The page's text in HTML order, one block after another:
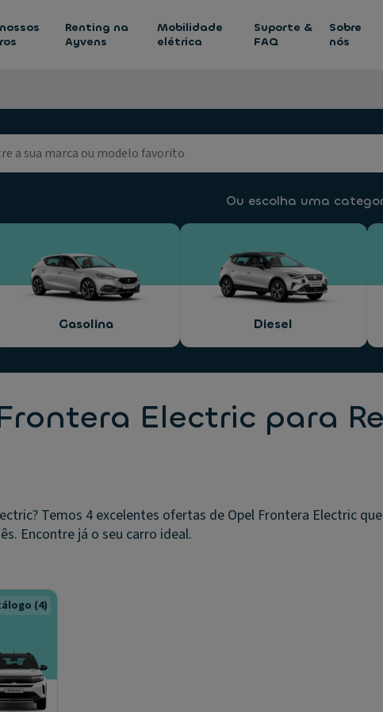
Renting na
Ayvens
Mobilidade
elétrica
Suporte &
FAQ
Sobre
nós
Ou escolha uma
Gasolina Diesel
Electric para
Temos 4 excelentes ofertas de Opel Frontera Electric
Encontre já o seu carro ideal.
(4)